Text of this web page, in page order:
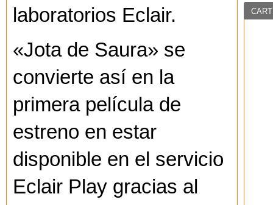
laboratorios Eclair.
«Jota de Saura» se
convierte así en la
primera película de
estreno en estar
disponible en el servicio
Eclair Play gracias al